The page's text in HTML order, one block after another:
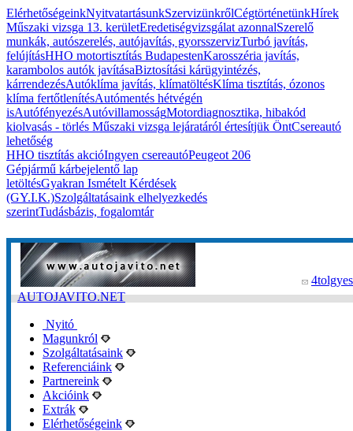
ElérhetőségeinkNyitvatartásunkSzervizünkrőlCégtörténetünkHírek
Műszaki vizsga 13. kerületEredetiségvizsgálat azonnalSzerelő
munkák, autószerelés, autójavítás, gyorsszervizTurbó javítás,
felújításHHO motortisztítás BudapestenKarosszéria javítás,
karambolos autók javításaBiztosítási kárügyintézés,
kárrendezésAutóklíma javítás, klímatöltésKlíma tisztítás, ózonos
klíma fertőtlenítésAutómentés hétvégén
isAutófényezésAutóvillamosságMotordiagnosztika, hibakód
kiolvasás - törlés Műszaki vizsga lejáratáról értesítjük ÖntCsereautó
lehetőség
HHO tisztítás akcióIngyen csereautóPeugeot 206
Gépjármű kárbejelentő lap
letöltésGyakran Ismételt Kérdések
(GY.I.K.)Szolgáltatásaink elhelyezkedés
szerintTudásbázis, fogalomtár
AUTOJAVITO.NET
Nyitó
Magunkról
Szolgáltatásaink
Referenciáink
Partnereink
Akcióink
Extrák
Elérhetőségeink